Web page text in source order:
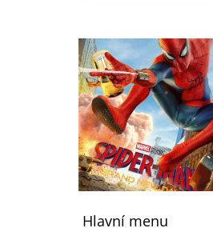
Hlavní menu